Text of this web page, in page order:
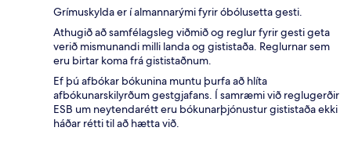
Grímuskylda er í almannarými fyrir óbólusetta gesti.
Athugið að samfélagsleg viðmið og reglur fyrir gesti geta
verið mismunandi milli landa og gististaða. Reglurnar sem
eru birtar koma frá gististaðnum.
Ef þú afbókar bókunina muntu þurfa að hlíta
afbókunarskilyrðum gestgjafans. Í samræmi við reglugerðir
ESB um neytendarétt eru bókunarþjónustur gististaða ekki
háðar rétti til að hætta við.